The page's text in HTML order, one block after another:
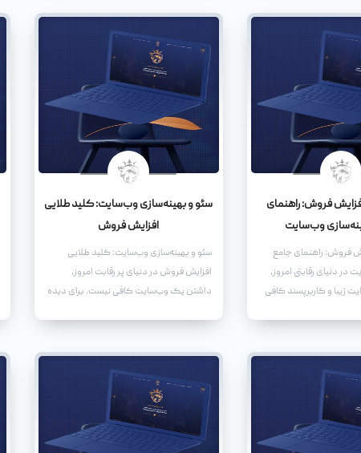
بلکه بازدیدکنندگان را نیز ترغیب به کلیک و
تعامل کند.
فروش: راهنمای
وب‌سایت
فروش: راهنمای جامع
در دنیای رقابتی امروز،
زیبا و کاربرپسند کافی
سئو و بهینه‌سازی وب‌سایت: کلید طلایی
افزایش فروش
سئو و بهینه‌سازی وب‌سایت: کلید طلایی
افزایش فروش در دنیای پر رقابت امروز،
داشتن یک وب‌سایت کافی نیست. برای دیده
دارید.